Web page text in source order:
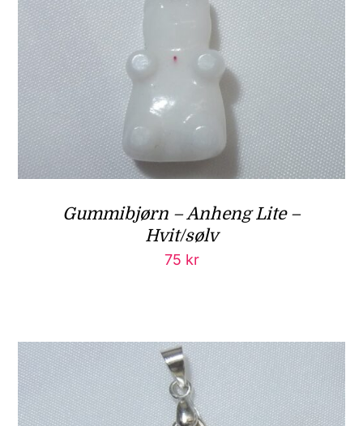
Gummibjørn – Anheng Lite –
Hvit/sølv
75 kr